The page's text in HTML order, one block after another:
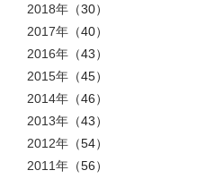
2018年 （30）
2017年 （40）
2016年 （43）
2015年 （45）
2014年 （46）
2013年 （43）
2012年 （54）
2011年 （56）